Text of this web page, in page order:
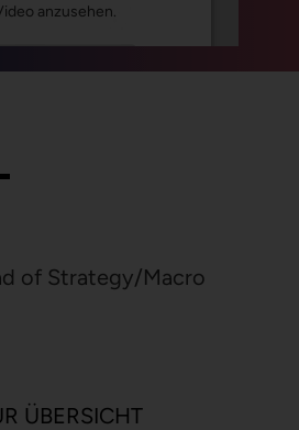
anzusehen.
Consent Management
of Strategy/Macro
ÜBERSICHT